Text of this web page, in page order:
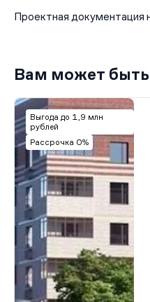
Проектная документация
Вам может
Выгода до 1,9 млн
рублей
Рассрочка 0%